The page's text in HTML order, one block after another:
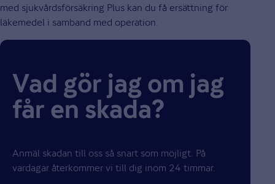
med sjukvårdsförsäkring Plus kan du få ersättning för
läkemedel i samband med operation.
Vad gör jag om jag
får en skada?
Anmäl skadan till oss så snart som möjligt. På
vardagar återkommer vi till dig inom 24 timmar.